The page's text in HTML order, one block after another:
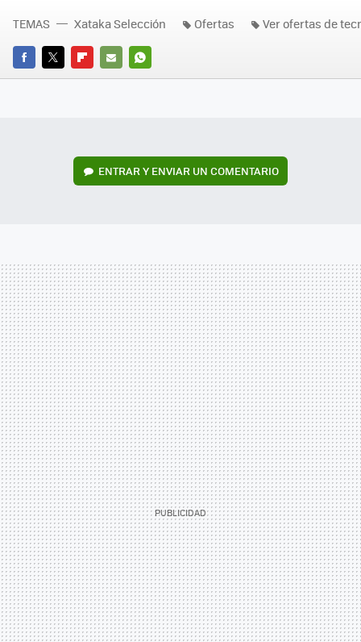
FACEBOOK
TWITTERFLIPBOARD
E-
WHATSAPP
TEMAS Xataka Selección Ofertas Ver ofertas de
ENTRAR Y ENVIAR UN COMENTARIO